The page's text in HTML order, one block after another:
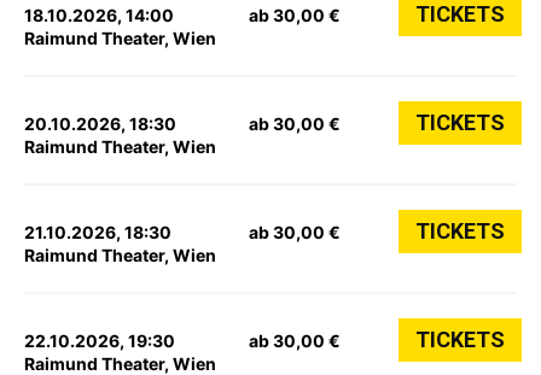
18.10.2026, 14:00
Raimund Theater, Wien
ab 30,00 € TICKETS
20.10.2026, 18:30
Raimund Theater, Wien
ab 30,00 € TICKETS
21.10.2026, 18:30
Raimund Theater, Wien
ab 30,00 € TICKETS
22.10.2026, 19:30
Raimund Theater, Wien
ab 30,00 € TICKETS